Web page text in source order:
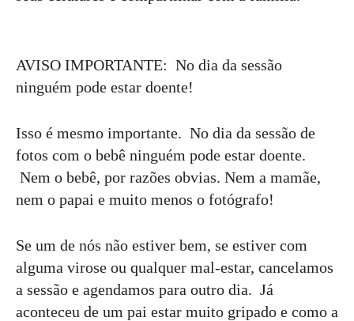
AVISO IMPORTANTE: No dia da sessão
ninguém pode estar doente!
Isso é mesmo importante. No dia da sessão de
fotos com o bebê ninguém pode estar doente.
Nem o bebê, por razões obvias. Nem a mamãe,
nem o papai e muito menos o fotógrafo!
Se um de nós não estiver bem, se estiver com
alguma virose ou qualquer mal-estar, cancelamos
a sessão e agendamos para outro dia. Já
aconteceu de um pai estar muito gripado e como a